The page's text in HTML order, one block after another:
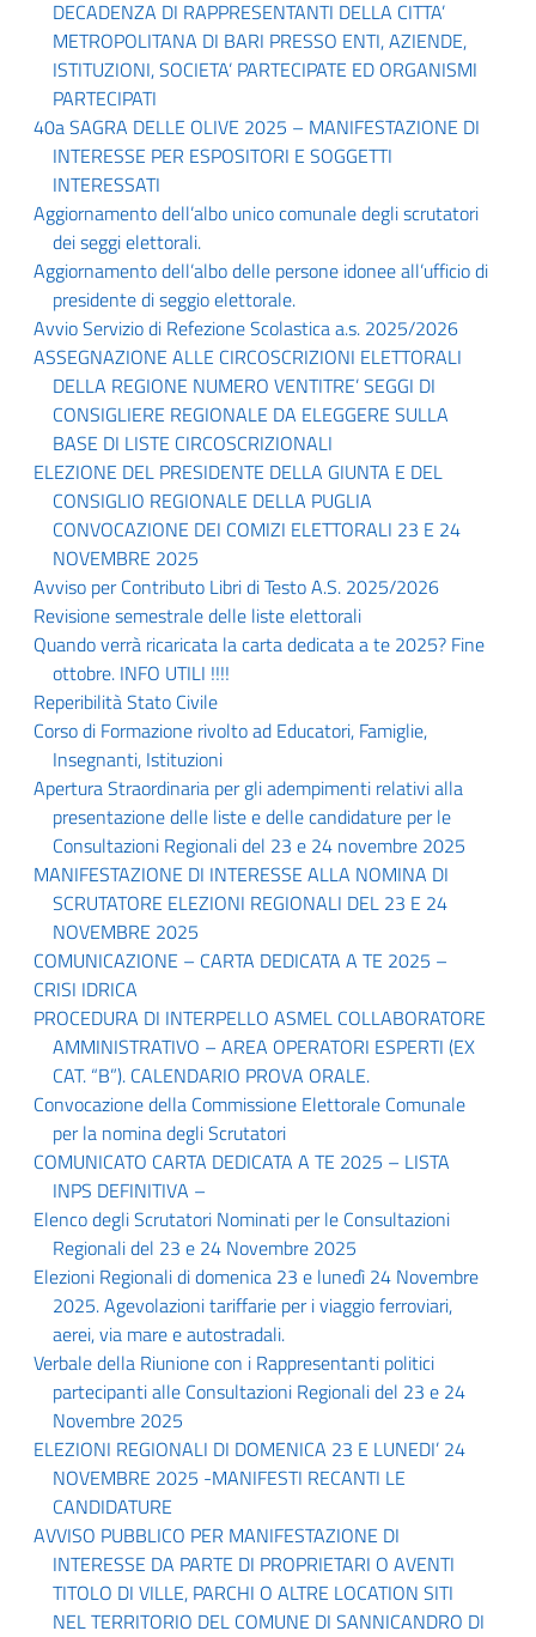
DECADENZA DI RAPPRESENTANTI DELLA CITTA’
METROPOLITANA DI BARI PRESSO ENTI, AZIENDE,
ISTITUZIONI, SOCIETA’ PARTECIPATE ED ORGANISMI
PARTECIPATI
40a SAGRA DELLE OLIVE 2025 – MANIFESTAZIONE DI
INTERESSE PER ESPOSITORI E SOGGETTI
INTERESSATI
Aggiornamento dell’albo unico comunale degli scrutatori
dei seggi elettorali.
Aggiornamento dell’albo delle persone idonee all’ufficio di
presidente di seggio elettorale.
Avvio Servizio di Refezione Scolastica a.s. 2025/2026
ASSEGNAZIONE ALLE CIRCOSCRIZIONI ELETTORALI
DELLA REGIONE NUMERO VENTITRE’ SEGGI DI
CONSIGLIERE REGIONALE DA ELEGGERE SULLA
BASE DI LISTE CIRCOSCRIZIONALI
ELEZIONE DEL PRESIDENTE DELLA GIUNTA E DEL
CONSIGLIO REGIONALE DELLA PUGLIA
CONVOCAZIONE DEI COMIZI ELETTORALI 23 E 24
NOVEMBRE 2025
Avviso per Contributo Libri di Testo A.S. 2025/2026
Revisione semestrale delle liste elettorali
Quando verrà ricaricata la carta dedicata a te 2025? Fine
ottobre. INFO UTILI !!!!
Reperibilità Stato Civile
Corso di Formazione rivolto ad Educatori, Famiglie,
Insegnanti, Istituzioni
Apertura Straordinaria per gli adempimenti relativi alla
presentazione delle liste e delle candidature per le
Consultazioni Regionali del 23 e 24 novembre 2025
MANIFESTAZIONE DI INTERESSE ALLA NOMINA DI
SCRUTATORE ELEZIONI REGIONALI DEL 23 E 24
NOVEMBRE 2025
COMUNICAZIONE – CARTA DEDICATA A TE 2025 –
CRISI IDRICA
PROCEDURA DI INTERPELLO ASMEL COLLABORATORE
AMMINISTRATIVO – AREA OPERATORI ESPERTI (EX
CAT. “B”). CALENDARIO PROVA ORALE.
Convocazione della Commissione Elettorale Comunale
per la nomina degli Scrutatori
COMUNICATO CARTA DEDICATA A TE 2025 – LISTA
INPS DEFINITIVA –
Elenco degli Scrutatori Nominati per le Consultazioni
Regionali del 23 e 24 Novembre 2025
Elezioni Regionali di domenica 23 e lunedì 24 Novembre
2025. Agevolazioni tariffarie per i viaggio ferroviari,
aerei, via mare e autostradali.
Verbale della Riunione con i Rappresentanti politici
partecipanti alle Consultazioni Regionali del 23 e 24
Novembre 2025
ELEZIONI REGIONALI DI DOMENICA 23 E LUNEDI’ 24
NOVEMBRE 2025 -MANIFESTI RECANTI LE
CANDIDATURE
AVVISO PUBBLICO PER MANIFESTAZIONE DI
INTERESSE DA PARTE DI PROPRIETARI O AVENTI
TITOLO DI VILLE, PARCHI O ALTRE LOCATION SITI
NEL TERRITORIO DEL COMUNE DI SANNICANDRO DI